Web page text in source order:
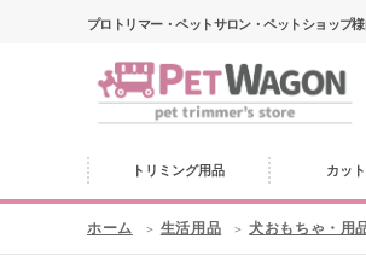
プロトリマー・ペットサロン・ペットショップ
トリミング用品 カッ
ホーム 生活用品 犬おもちゃ・用